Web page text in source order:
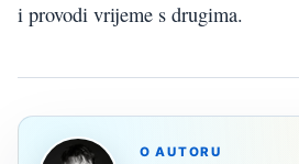
i provodi vrijeme s drugima.
O AUTORU